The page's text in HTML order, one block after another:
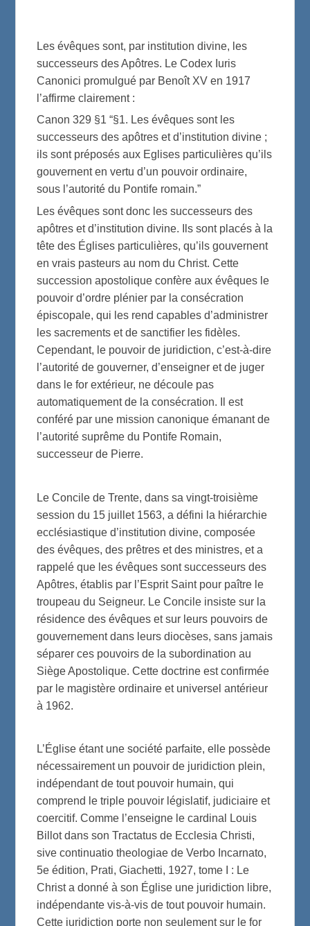
Les évêques sont, par institution divine, les
successeurs des Apôtres. Le Codex Iuris
Canonici promulgué par Benoît XV en 1917
l’affirme clairement :
Canon 329 §1 “§1. Les évêques sont les
successeurs des apôtres et d’institution divine ;
ils sont préposés aux Eglises particulières qu’ils
gouvernent en vertu d’un pouvoir ordinaire,
sous l’autorité du Pontife romain.”
Les évêques sont donc les successeurs des
apôtres et d’institution divine. Ils sont placés à la
tête des Églises particulières, qu’ils gouvernent
en vrais pasteurs au nom du Christ. Cette
succession apostolique confère aux évêques le
pouvoir d’ordre plénier par la consécration
épiscopale, qui les rend capables d’administrer
les sacrements et de sanctifier les fidèles.
Cependant, le pouvoir de juridiction, c’est-à-dire
l’autorité de gouverner, d’enseigner et de juger
dans le for extérieur, ne découle pas
automatiquement de la consécration. Il est
conféré par une mission canonique émanant de
l’autorité suprême du Pontife Romain,
successeur de Pierre.
Le Concile de Trente, dans sa vingt-troisième
session du 15 juillet 1563, a défini la hiérarchie
ecclésiastique d’institution divine, composée
des évêques, des prêtres et des ministres, et a
rappelé que les évêques sont successeurs des
Apôtres, établis par l’Esprit Saint pour paître le
troupeau du Seigneur. Le Concile insiste sur la
résidence des évêques et sur leurs pouvoirs de
gouvernement dans leurs diocèses, sans jamais
séparer ces pouvoirs de la subordination au
Siège Apostolique. Cette doctrine est confirmée
par le magistère ordinaire et universel antérieur
à 1962.
L’Église étant une société parfaite, elle possède
nécessairement un pouvoir de juridiction plein,
indépendant de tout pouvoir humain, qui
comprend le triple pouvoir législatif, judiciaire et
coercitif. Comme l’enseigne le cardinal Louis
Billot dans son Tractatus de Ecclesia Christi,
sive continuatio theologiae de Verbo Incarnato,
5e édition, Prati, Giachetti, 1927, tome I : Le
Christ a donné à son Église une juridiction libre,
indépendante vis-à-vis de tout pouvoir humain.
Cette juridiction porte non seulement sur le for